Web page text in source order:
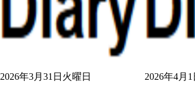
2026年3月31日火曜日 2026年4月